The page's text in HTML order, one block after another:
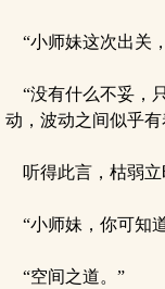
“小师妹这次出关
“没有什么不妥，
动，波动之间似乎
听得此言，枯弱立
“小师妹，你可知
“空间之道。”